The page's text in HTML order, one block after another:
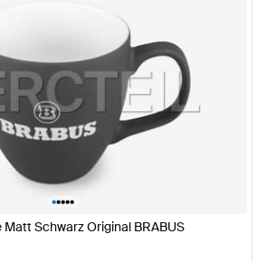
•••••
Matt Schwarz Original BRABUS